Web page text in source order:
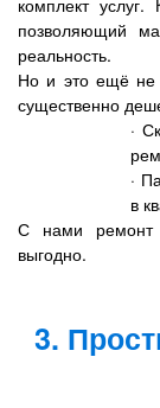
комплект услуг.
позволяющий
реальность.
Но и это ещё не
существенно
·
·
в
С нами ремонт
выгодно.
3.